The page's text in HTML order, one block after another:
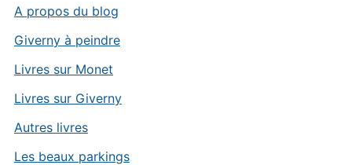
A propos du blog
Giverny à peindre
Livres sur Monet
Livres sur Giverny
Autres livres
Les beaux parkings